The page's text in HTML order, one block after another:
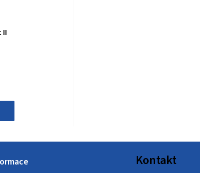
II
Kontakt